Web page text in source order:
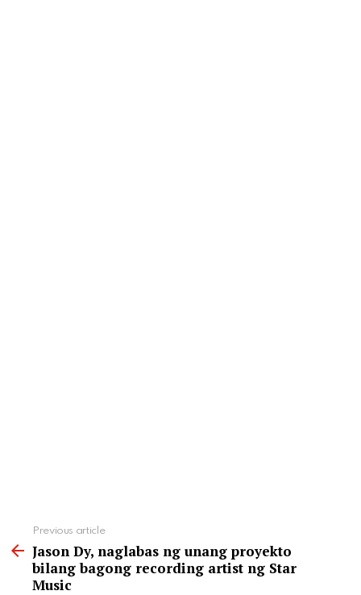
more
Previous article
Jason Dy, naglabas ng unang proyekto
bilang bagong recording artist ng Star
Music